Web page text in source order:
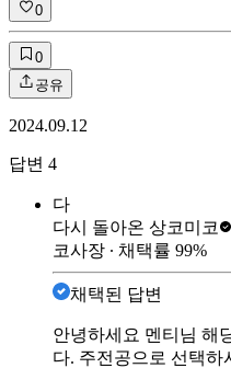
0
0
공유
2024.09.12
답변 4
다
다시 돌아온 상코미코
코사장 ∙ 채택률 99%
채택된 답변
안녕하세요 멘티님 해
다. 주전공으로 선택하